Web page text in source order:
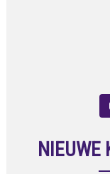
NIEUWE